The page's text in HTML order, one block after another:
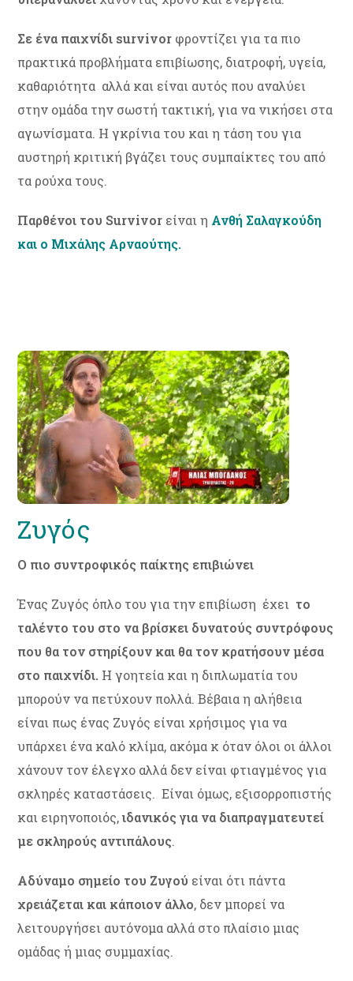
Σε ένα παιχνίδι survivor φροντίζει για τα πιο
πρακτικά προβλήματα επιβίωσης, διατροφή, υγεία,
καθαριότητα αλλά και είναι αυτός που αναλύει
στην ομάδα την σωστή τακτική, για να νικήσει στα
αγωνίσματα. Η γκρίνια του και η τάση του για
αυστηρή κριτική βγάζει τους συμπαίκτες του από
τα ρούχα τους.
Παρθένοι του Survivor είναι η Ανθή Σαλαγκούδη
και ο Μιχάλης Αρναούτης.
Ζυγός
Ο πιο συντροφικός παίκτης επιβιώνει
Ένας Ζυγός όπλο του για την επιβίωση έχει το
ταλέντο του στο να βρίσκει δυνατούς συντρόφους
που θα τον στηρίξουν και θα τον κρατήσουν μέσα
στο παιχνίδι. Η γοητεία και η διπλωματία του
μπορούν να πετύχουν πολλά. Βέβαια η αλήθεια
είναι πως ένας Ζυγός είναι χρήσιμος για να
υπάρχει ένα καλό κλίμα, ακόμα κ όταν όλοι οι άλλοι
χάνουν τον έλεγχο αλλά δεν είναι φτιαγμένος για
σκληρές καταστάσεις. Είναι όμως, εξισορροπιστής
και ειρηνοποιός,ιδανικός για να διαπραγματευτεί
με σκληρούς αντιπάλους.
Αδύναμο σημείο του Ζυγού είναι ότι πάντα
χρειάζεται και κάποιον άλλο, δεν μπορεί να
λειτουργήσει αυτόνομα αλλά στο πλαίσιο μιας
ομάδας ή μιας συμμαχίας.